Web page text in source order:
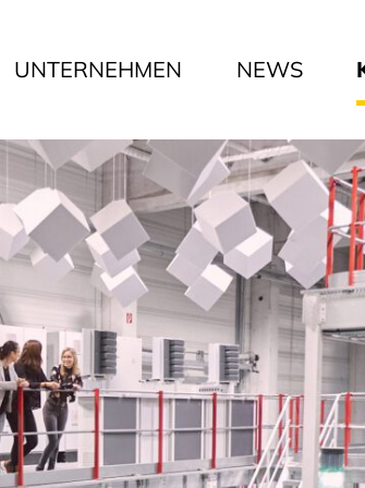
UNTERNEHMEN NEWS